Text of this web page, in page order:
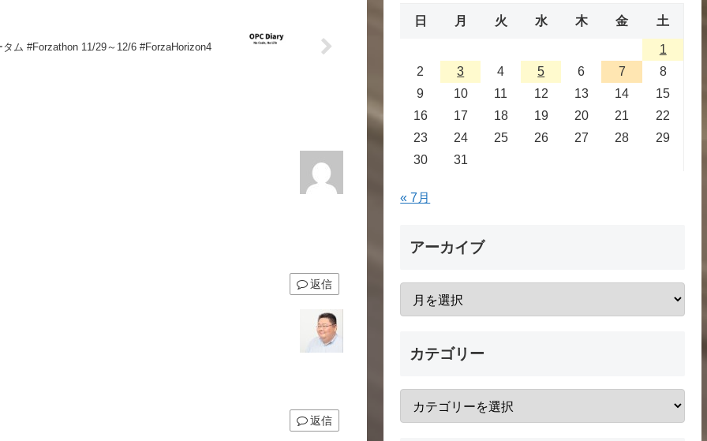
タム #Forzathon 11/29～12/6 #ForzaHorizon4
返信
返信
日 月 火 水 木 金 土
1
2
3 4 5 6 7
8
9
10 11 12 13 14
15
16
17 18 19 20 21
22
23
24 25 26 27 28
29
30
31
« 7月
アーカイブ
カテゴリー